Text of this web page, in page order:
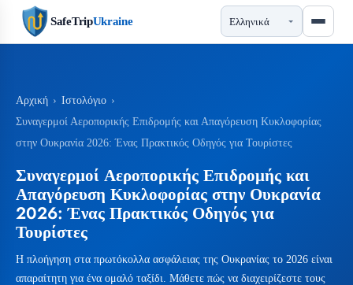
SafeTripUkraine
Αρχική › Ιστολόγιο ›
Συναγερμοί Αεροπορικής Επιδρομής και Απαγόρευση Κυκλοφορίας
στην Ουκρανία 2026: Ένας Πρακτικός Οδηγός για Τουρίστες
Συναγερμοί Αεροπορικής Επιδρομής και
Απαγόρευση Κυκλοφορίας στην Ουκρανία
2026: Ένας Πρακτικός Οδηγός για
Τουρίστες
Η πλοήγηση στα πρωτόκολλα ασφάλειας της Ουκρανίας το 2026 είναι
απαραίτητη για ένα ομαλό ταξίδι. Μάθετε πώς να διαχειρίζεστε τους